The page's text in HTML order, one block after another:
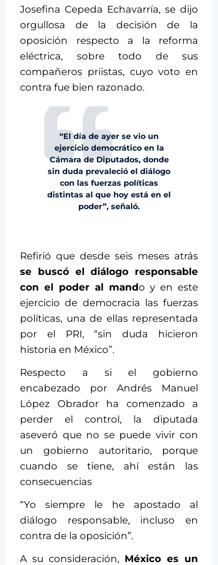
Josefina Cepeda Echavarría, se dijo
orgullosa de la decisión de la
oposición respecto a la reforma
eléctrica, sobre todo de sus
compañeros priistas, cuyo voto en
contra fue bien razonado.
“El día de ayer se vio un
ejercicio democrático en la
Cámara de Diputados, donde
sin duda prevaleció el diálogo
con las fuerzas políticas
distintas al que hoy está en el
poder”, señaló.
Refirió que desde seis meses atrás
se buscó el diálogo responsable
con el poder al mando y en este
ejercicio de democracia las fuerzas
políticas, una de ellas representada
por el PRI, “sin duda hicieron
historia en México”.
Respecto a si el gobierno
encabezado por Andrés Manuel
López Obrador ha comenzado a
perder el control, la diputada
aseveró que no se puede vivir con
un gobierno autoritario, porque
cuando se tiene, ahí están las
consecuencias
“Yo siempre le he apostado al
diálogo responsable, incluso en
contra de la oposición”.
A su consideración, México es un